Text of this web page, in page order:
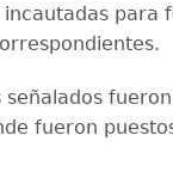
para
señalados
fueron